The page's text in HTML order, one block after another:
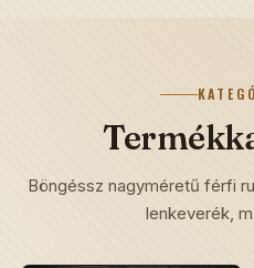
Böngéssz nagyméretű férfi
lenkeverék,